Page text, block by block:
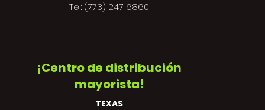
Tel: (773) 247 6860
¡Centro de distribución
mayorista!
TEXAS